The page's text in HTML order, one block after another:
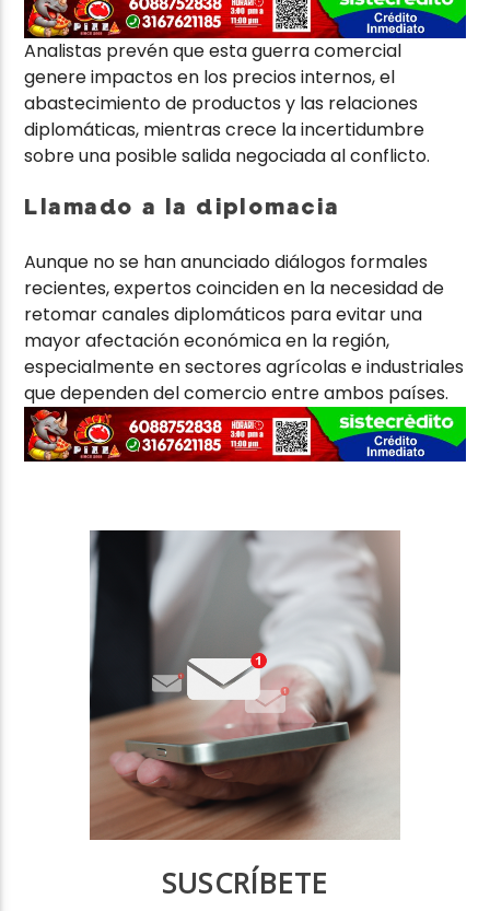
Analistas prevén que esta guerra comercial
genere impactos en los precios internos, el
abastecimiento de productos y las relaciones
diplomáticas, mientras crece la incertidumbre
sobre una posible salida negociada al conflicto.
Llamado a la diplomacia
Aunque no se han anunciado diálogos formales
recientes, expertos coinciden en la necesidad de
retomar canales diplomáticos para evitar una
mayor afectación económica en la región,
especialmente en sectores agrícolas e industriales
que dependen del comercio entre ambos países.
SUSCRÍBETE